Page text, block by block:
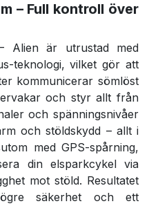
– Full kontroll över
Alien är utrustad med
teknologi, vilket gör att
kommunicerar sömlöst
och styr allt från
och spänningsnivåer
och stöldskydd – allt i
med GPS-spårning,
din elsparkcykel via
mot stöld. Resultatet
säkerhet och ett